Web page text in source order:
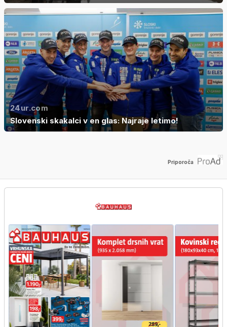
24ur.com
Slovenski skakalci v en glas: Najraje letimo!
Priporoča